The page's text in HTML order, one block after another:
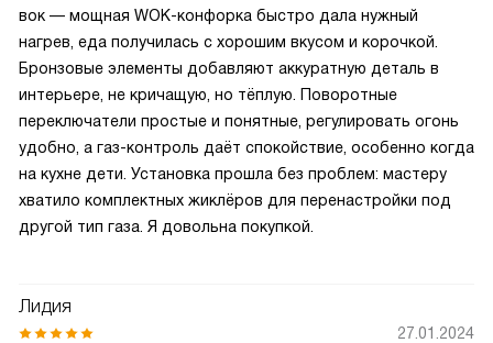
вок — мощная WOK-конфорка быстро дала нужный
нагрев, еда получилась с хорошим вкусом и корочкой.
Бронзовые элементы добавляют аккуратную деталь в
интерьере, не кричащую, но тёплую. Поворотные
переключатели простые и понятные, регулировать огонь
удобно, а газ-контроль даёт спокойствие, особенно когда
на кухне дети. Установка прошла без проблем: мастеру
хватило комплектных жиклёров для перенастройки под
другой тип газа. Я довольна покупкой.
Лидия
27.01.2024